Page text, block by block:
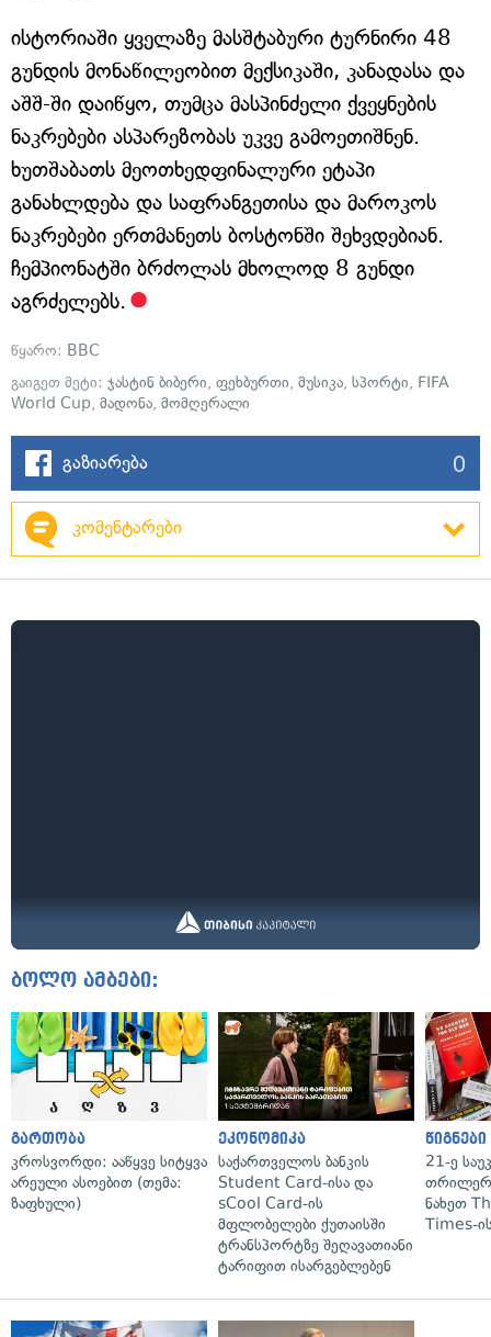
ისტორიაში ყველაზე მასშტაბური ტურნირი 48
გუნდის მონაწილეობით მექსიკაში, კანადასა და
აშშ-ში დაიწყო, თუმცა მასპინძელი ქვეყნების
ნაკრებები ასპარეზობას უკვე გამოეთიშნენ.
ხუთშაბათს მეოთხედფინალური ეტაპი
განახლდება და საფრანგეთისა და მაროკოს
ნაკრებები ერთმანეთს ბოსტონში შეხვდებიან.
ჩემპიონატში ბრძოლას მხოლოდ 8 გუნდი
აგრძელებს.
წყარო: BBC
გაიგეთ მეტი: ჯასტინ ბიბერი, ფეხბურთი, მუსიკა, სპორტი, FIFA
World Cup, მადონა, მომღერალი
გაზიარება 0
კომენტარები
ბოლო ამბები:
გართობა
კროსვორდი: ააწყვე სიტყვა
არეული ასოებით (თემა:
ზაფხული)
ეკონომიკა
საქართველოს ბანკის
Student Card-ისა და
sCool Card-ის
მფლობელები ქუთაისში
ტრანსპორტზე შეღავათიანი
ტარიფით ისარგებლებენ
წიგნები
21-ე
ნახეთ
Times-